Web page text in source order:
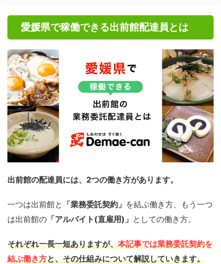
愛媛県で稼働できる出前館配達員とは
出前館の配達員には、2つの働き方があります。
一つは出前館と 「業務委託契約」 を結ぶ働き方、もう一つ
は出前館の 「アルバイト(直雇用)」 としての働き方。
それぞれ一長一短ありますが、本記事では業務委託契約を
結ぶ働き方と、その仕組みについて解説していきます。